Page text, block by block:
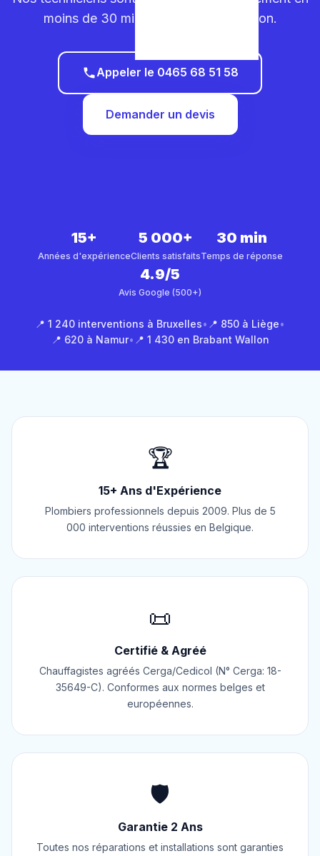
moins de 30 minutes dans votre région.
Appeler le 0465 68 51 58
Demander un devis
15+
Années d'expérience
5 000+
Clients satisfaits
30 min
Temps de réponse
4.9/5
Avis Google (500+)
📍 1 240 interventions à Bruxelles• 📍 850 à Liège•
📍 620 à Namur• 📍 1 430 en Brabant Wallon
🏆
15+ Ans d'Expérience
Plombiers professionnels depuis 2009. Plus de 5
000 interventions réussies en Belgique.
📜
Certifié & Agréé
Chauffagistes agréés Cerga/Cedicol (N° Cerga: 18-
35649-C). Conformes aux normes belges et
européennes.
🛡️
Garantie 2 Ans
Toutes nos réparations et installations sont garanties